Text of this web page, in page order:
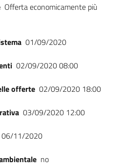
Offerta economicamente più
01/09/2020
02/09/2020 08:00
offerte 02/09/2020 18:00
03/09/2020 12:00
06/11/2020
no